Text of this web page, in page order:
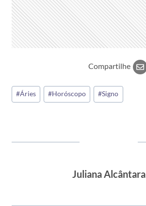
Compartilhe
Tags
do
#Áries #Horóscopo #Signo
Juliana Alcântara